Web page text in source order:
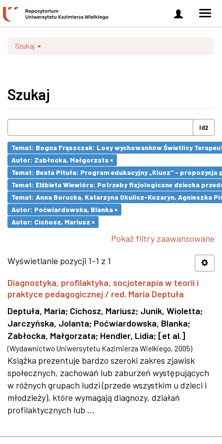
Zaloguj
się
Szukaj
Szukaj
Idź
Temat: Bogna Frąszczak: Losy wychowanków Świetlicy
Autor: Zabłocka, Małgorzata ×
Temat: Beata Pituła: Program edukacyjny „Klucz" - propozycja
Temat: Elżbieta Wiewióra: Potrzeby fizjologiczne dziecka
Temat: Anna Borucka, Katarzyna Okulicz-Kozaryn, Agnieszka
Autor: Poćwiardowska, Blanka ×
Autor: Cichosz, Mariusz ×
Pokaż filtry zaawansowane
Wyświetlanie pozycji 1-1 z 1
Diagnostyka, profilaktyka, socjoterapia w teorii i
praktyce pedagogicznej / red. Maria Deptuła
Deptuła, Maria; Cichosz, Mariusz; Junik, Wioletta;
Jarczyńska, Jolanta; Poćwiardowska, Blanka;
Zabłocka, Małgorzata; Hendler, Lidia; [et al.]
(Wydawnictwo Uniwersytetu Kazimierza Wielkiego, 2005)
Książka prezentuje bardzo szeroki zakres zjawisk
społecznych, zachowań lub zaburzeń występujących
w różnych grupach ludzi (przede wszystkim u dzieci i
młodzieży), które wymagają diagnozy, działań
profilaktycznych lub ...